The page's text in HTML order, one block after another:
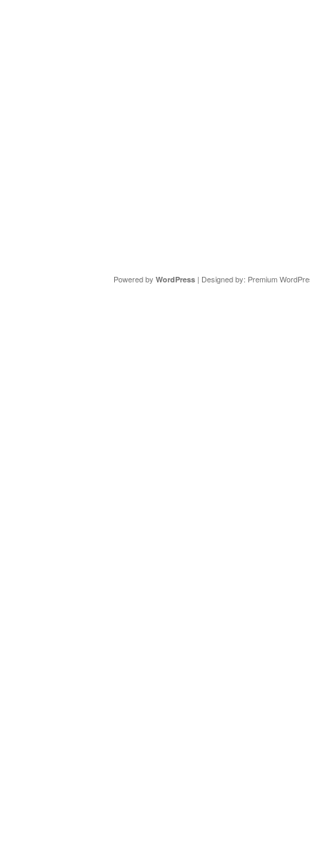
Powered by WordPress| Designed by: Premium